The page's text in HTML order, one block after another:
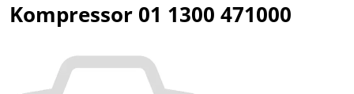
Kompressor 01 1300 471000